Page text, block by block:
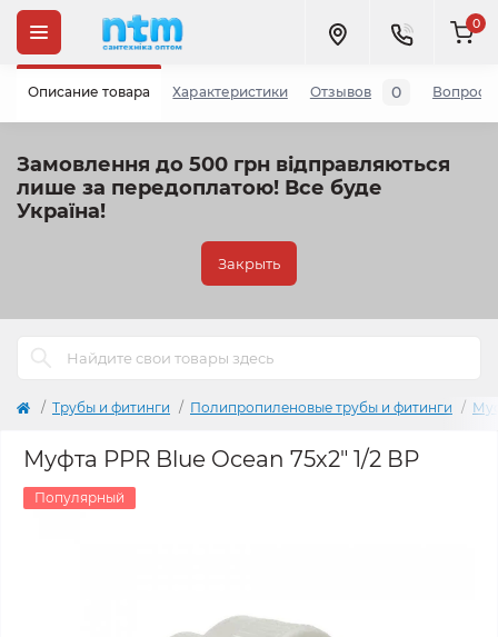
Замовлення до 500 грн відправляються
лише за передоплатою! Все буде
Україна!
Закрыть
0
Трубы и фитинги Полипропиленовые трубы и фитинги
Муфта PPR Blue Ocean 75х2" 1/2 ВР
Популярный
Описание товара Характеристики Отзывов 0 Вопросы